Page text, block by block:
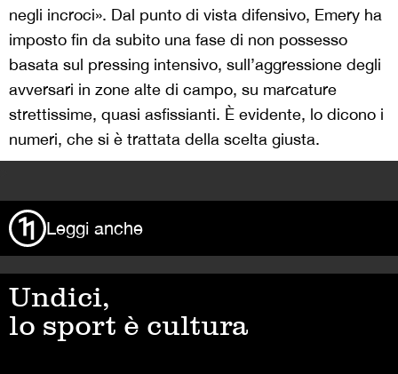
negli incroci». Dal punto di vista difensivo, Emery ha
imposto fin da subito una fase di non possesso
basata sul pressing intensivo, sull’aggressione degli
avversari in zone alte di campo, su marcature
strettissime, quasi asfissianti. È evidente, lo dicono i
numeri, che si è trattata della scelta giusta.
Leggi anche
Undici,
lo sport è cultura